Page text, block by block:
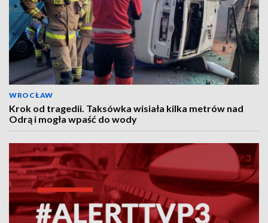
WROCŁAW
Krok od tragedii. Taksówka wisiała kilka metrów nad
Odrą i mogła wpaść do wody